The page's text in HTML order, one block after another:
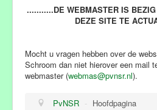
...........DE WEBMASTER IS
DEZE SITE TE
Mocht u vragen hebben over de
Schroom dan niet hierover een mail
webmaster (webmas@pvnsr.nl).
PvNSR - Hoofdpagina